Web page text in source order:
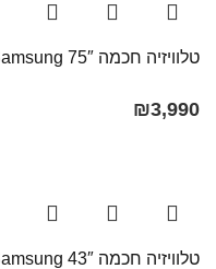
טלוויזיה חכמה 75″ Samsung סמסונג דגם UE75AU7100
₪3,990
טלוויזיה חכמה 43″ Samsung סמסונג דגם UE43AU7100